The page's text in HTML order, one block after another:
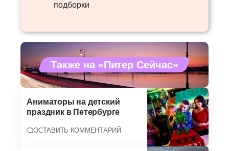
подборки
Также на «Питер Сейчас»
Аниматоры на детский
праздник в Петербурге
ОСТАВИТЬ КОММЕНТАРИЙ